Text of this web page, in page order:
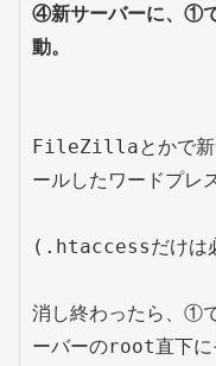
④新サーバーに、①
動。
FileZillaとかで新サ
ールしたワードプレ
(.htaccessだけは
消し終わったら、①
ーバーのroot直下に